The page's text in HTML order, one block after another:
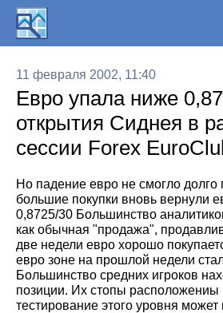
11 февраля 2002, 11:40
Евро упала ниже
открытия Сиднея в
сессии Forex
Но падение евро не смогло долго
большие покупки вновь вернули
0,8725/30 Большинство
как обычная "продажа",
две недели евро хорошо
евро зоне на прошлой недели
Большинство средних игроков
позиции. Их стопы расположениы
тестирование этого уровня